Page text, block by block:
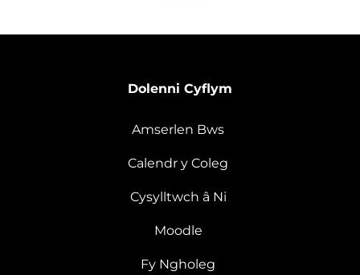
Dolenni Cyflym
Amserlen Bws
Calendr y Coleg
Cysylltwch â Ni
Moodle
Fy Ngholeg